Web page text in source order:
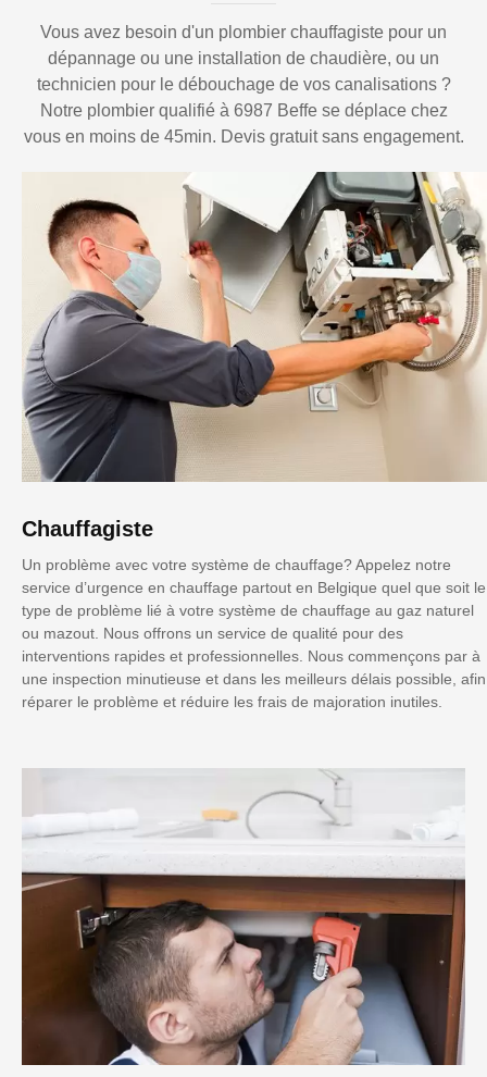
Vous avez besoin d'un plombier chauffagiste pour un
dépannage ou une installation de chaudière, ou un
technicien pour le débouchage de vos canalisations ?
Notre plombier qualifié à 6987 Beffe se déplace chez
vous en moins de 45min. Devis gratuit sans engagement.
Chauffagiste
Un problème avec votre système de chauffage? Appelez notre
service d’urgence en chauffage partout en Belgique quel que soit le
type de problème lié à votre système de chauffage au gaz naturel
ou mazout. Nous offrons un service de qualité pour des
interventions rapides et professionnelles. Nous commençons par à
une inspection minutieuse et dans les meilleurs délais possible, afin
réparer le problème et réduire les frais de majoration inutiles.